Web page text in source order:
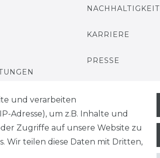
NACHHALTIGKEIT
KARRIERE
PRESSE
und verarbeiten
Adresse), um z.B. Inhalte und
Zugriffe auf unsere Website zu
Wir teilen diese Daten mit Dritten,